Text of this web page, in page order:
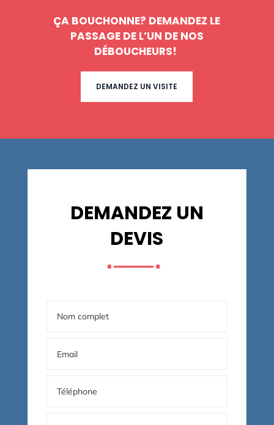
ÇA BOUCHONNE? DEMANDEZ LE
PASSAGE DE L’UN DE NOS
DÉBOUCHEURS!
DEMANDEZ UN VISITE
DEMANDEZ UN
DEVIS